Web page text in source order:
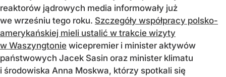
reaktorów jądrowych media informowały już
we wrześniu tego roku. Szczegóły współpracy polsko-
amerykańskiej mieli ustalić w trakcie wizyty
w Waszyngtonie wicepremier i minister aktywów
państwowych Jacek Sasin oraz minister klimatu
i środowiska Anna Moskwa, którzy spotkali się